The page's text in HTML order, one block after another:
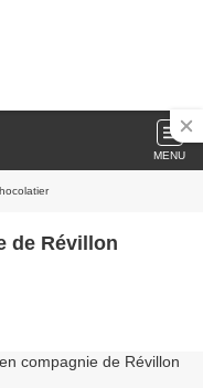
MENU
de Révillon